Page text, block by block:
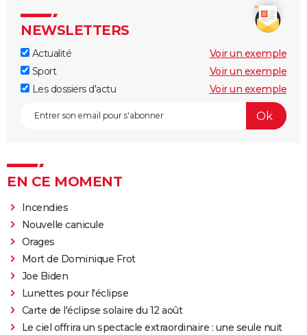
NEWSLETTERS
Actualité
Voir un exemple
Sport
Voir un exemple
Les dossiers d'actu
Voir un exemple
EN CE MOMENT
Incendies
Nouvelle canicule
Orages
Mort de Dominique Frot
Joe Biden
Lunettes pour l'éclipse
Carte de l'éclipse solaire du 12 août
Le ciel offrira un spectacle extraordinaire : une seule nuit